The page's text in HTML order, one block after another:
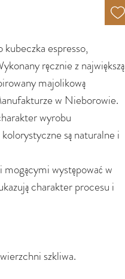
espresso,
ręcznie z największą
majolikową
w Nieborowie.
wyrobu
są naturalne i
występować w
charakter procesu i
szkliwa.